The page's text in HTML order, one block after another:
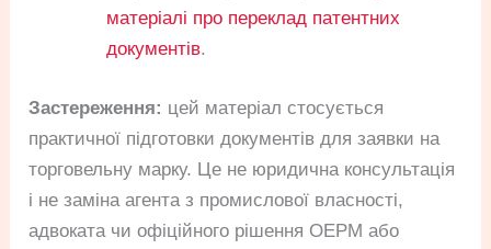
матеріалі про переклад патентних
документів.
Застереження: цей матеріал стосується
практичної підготовки документів для заявки на
торговельну марку. Це не юридична консультація
і не заміна агента з промислової власності,
адвоката чи офіційного рішення OEPM або